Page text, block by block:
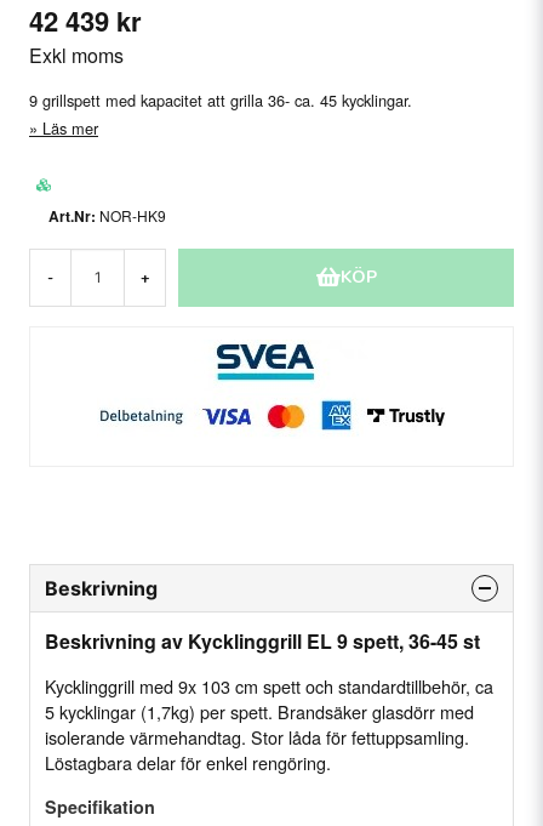
42 439 kr
Exkl moms
9 grillspett med kapacitet att grilla 36- ca. 45 kycklingar.
Läs mer
NOR-HK9
- + KÖP
Beskrivning
Beskrivning av Kycklinggrill EL 9 spett, 36-45 st
Kycklinggrill med 9x 103 cm spett och standardtillbehör, ca
5 kycklingar (1,7kg) per spett. Brandsäker glasdörr med
isolerande värmehandtag. Stor låda för fettuppsamling.
Löstagbara delar för enkel rengöring.
Specifikation